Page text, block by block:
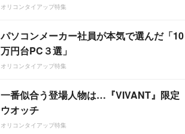
オリコンタイアップ特集
パソコンメーカー社員が本気で選んだ「10
万円台PC３選」
オリコンタイアップ特集
一番似合う登場人物は…『VIVANT』限定
ウオッチ
オリコンタイアップ特集